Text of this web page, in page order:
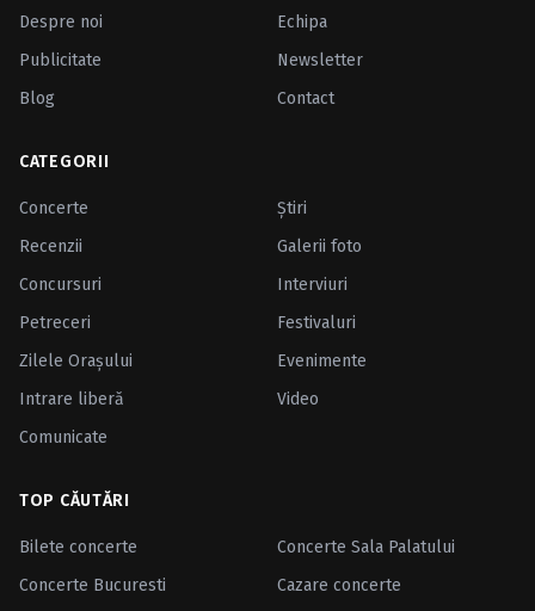
Despre noi
Echipa
Publicitate
Newsletter
Blog
Contact
CATEGORII
Concerte
Ştiri
Recenzii
Galerii foto
Concursuri
Interviuri
Petreceri
Festivaluri
Zilele Oraşului
Evenimente
Intrare liberă
Video
Comunicate
TOP CĂUTĂRI
Bilete concerte
Concerte Sala Palatului
Concerte Bucuresti
Cazare concerte